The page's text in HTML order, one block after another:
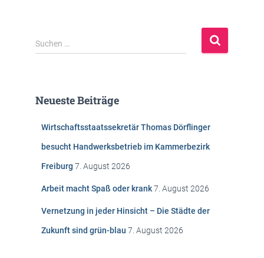
S
u
n
Suchen …
Neueste Beiträge
Wirtschaftsstaatssekretär Thomas Dörflinger
besucht Handwerksbetrieb im Kammerbezirk
Freiburg 7. August 2026
Arbeit macht Spaß oder krank7. August 2026
Vernetzung in jeder Hinsicht – Die Städte der
Zukunft sind grün-blau 7. August 2026